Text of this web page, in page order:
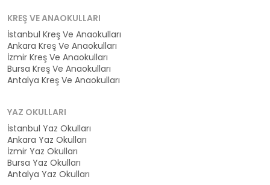
KREŞ VE ANAOKULLARI
İstanbul Kreş Ve Anaokulları
Ankara Kreş Ve Anaokulları
İzmir Kreş Ve Anaokulları
Bursa Kreş Ve Anaokulları
Antalya Kreş Ve Anaokulları
YAZ OKULLARI
İstanbul Yaz Okulları
Ankara Yaz Okulları
İzmir Yaz Okulları
Bursa Yaz Okulları
Antalya Yaz Okulları